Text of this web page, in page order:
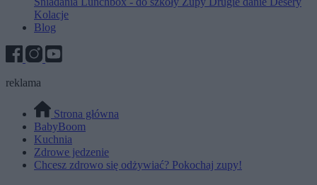
Kolacje
Blog
reklama
Strona główna
BabyBoom
Kuchnia
Zdrowe jedzenie
Chcesz zdrowo się odżywiać? Pokochaj zupy!